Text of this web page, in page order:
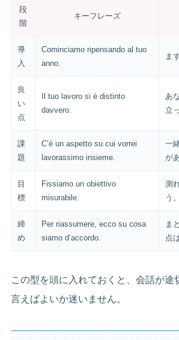
段
階
キーフレーズ
導
入
Cominciamo ripensando al tuo
anno.
ま
良
い
点
Il tuo lavoro si è distinto
davvero.
あ
立
課
題
C’è un aspetto su cui vorrei
lavorassimo insieme.
一
が
目
標
Fissiamo un obiettivo
misurabile.
測
う。
締
め
Per riassumere, ecco su cosa
siamo d’accordo.
ま
点
この型を頭に入れておくと、会話が途
言えばよいか迷いません。